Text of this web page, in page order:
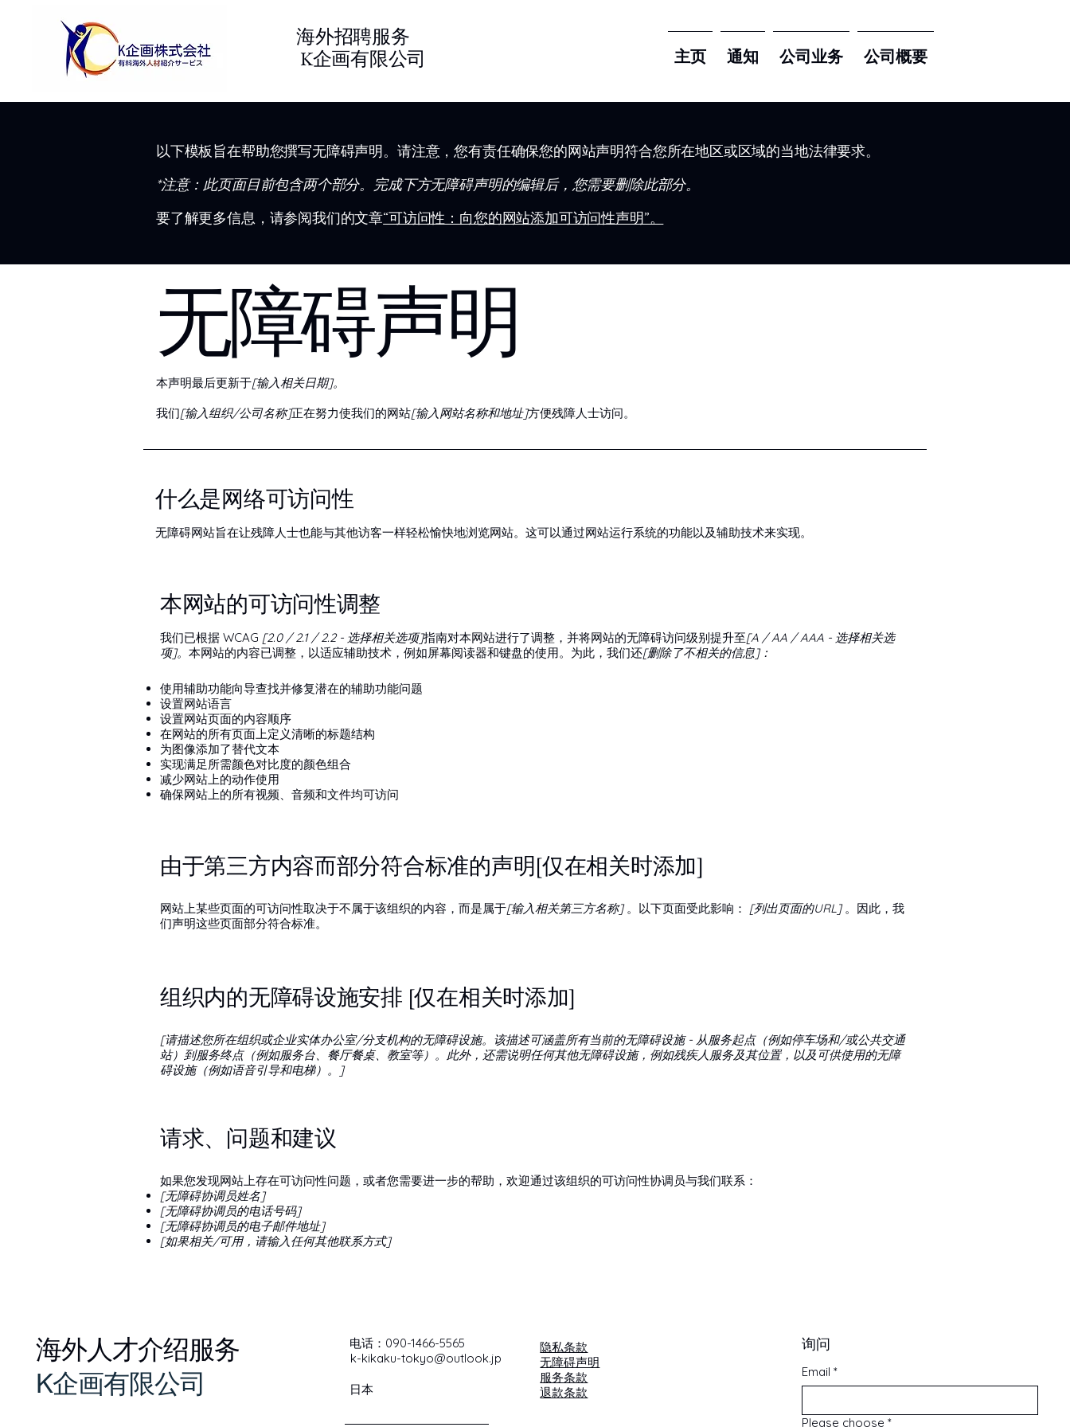
主页 通知 公司业务 公司概要
海外招聘服务
K企画有限公司
以下模板旨在帮助您撰写无障碍声明。请注意，您有责任确保您的网站声明符合您所在地区或区域的当地法律要求。
*注意：此页面目前包含两个部分。完成下方无障碍声明的编辑后，您需要删除此部分。
要了解更多信息，请参阅我们的文章“可访问性：向您的网站添加可访问性声明”。
无障碍声明
本声明最后更新于[输入相关日期]。
我们[输入组织/公司名称]正在努力使我们的网站[输入网站名称和地址]方便残障人士访问。
什么是网络可访问性
无障碍网站旨在让残障人士也能与其他访客一样轻松愉快地浏览网站。这可以通过网站运行系统的功能以及辅助技术来实现。
本网站的可访问性调整
我们已根据 WCAG [2.0 / 2.1 / 2.2 - 选择相关选项]指南对本网站进行了调整，并将网站的无障碍访问级别提升至[A / AA / AAA - 选择相关选
项]。 本网站的内容已调整，以适应辅助技术，例如屏幕阅读器和键盘的使用。为此，我们还[删除了不相关的信息]：
使用辅助功能向导查找并修复潜在的辅助功能问题
设置网站语言
设置网站页面的内容顺序
在网站的所有页面上定义清晰的标题结构
为图像添加了替代文本
实现满足所需颜色对比度的颜色组合
减少网站上的动作使用
确保网站上的所有视频、音频和文件均可访问
由于第三方内容而部分符合标准的声明[仅在相关时添加]
网站上某些页面的可访问性取决于不属于该组织的内容，而是属于[输入相关第三方名称]。以下页面受此影响： [列出页面的URL]。因此，我
们声明这些页面部分符合标准。
组织内的无障碍设施安排 [仅在相关时添加]
[请描述您所在组织或企业实体办公室/分支机构的无障碍设施。该描述可涵盖所有当前的无障碍设施 - 从服务起点（例如停车场和/或公共交通
站）到服务终点（例如服务台、餐厅餐桌、教室等）。此外，还需说明任何其他无障碍设施，例如残疾人服务及其位置，以及可供使用的无障
碍设施（例如语音引导和电梯）。]
请求、问题和建议
如果您发现网站上存在可访问性问题，或者您需要进一步的帮助，欢迎通过该组织的可访问性协调员与我们联系：
[无障碍协调员姓名]
[无障碍协调员的电话号码]
[无障碍协调员的电子邮件地址]
[如果相关/可用，请输入任何其他联系方式]
海外人才介绍服务
K企画有限公司
电话：090-1466-5565
k-kikaku-tokyo@outlook.jp
日本
隐私条款
无障碍声明
服务条款
退款条款
询问
Email *
Please choose *